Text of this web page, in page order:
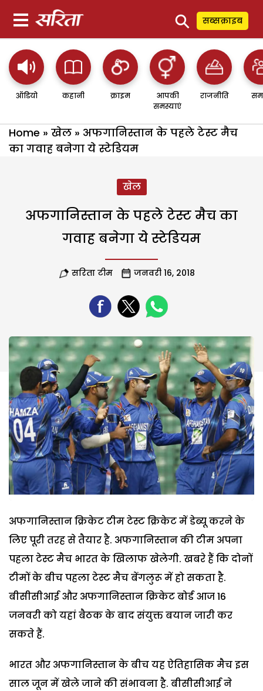
⚲ सब्सक्राइब
ऑडियो कहानी क्राइम
आपकी
समस्याएं
राजनीति
Home » खेल » अफगानिस्तान के पहले टेस्ट मैच
का गवाह बनेगा ये स्टेडियम
खेल
अफगानिस्तान के पहले टेस्ट मैच का
गवाह बनेगा ये स्टेडियम
सरिता टीम जनवरी 16, 2018
अफगानिस्तान क्रिकेट टीम टेस्ट क्रिकेट में डेब्यू करने के
लिए पूरी तरह से तैयार है. अफगानिस्तान की टीम अपना
पहला टेस्ट मैच भारत के खिलाफ खेलेगी. खबरे हैं कि दोनों
टीमों के बीच पहला टेस्ट मैच बेंगलुरू में हो सकता है.
बीसीसीआई और अफगानिस्तान क्रिकेट बोर्ड आज 16
जनवरी को यहां बैठक के बाद संयुक्त बयान जारी कर
सकते हैं.
भारत और अफगानिस्तान के बीच यह ऐतिहासिक मैच इस
साल जून में खेले जाने की संभावना है. बीसीसीआई ने